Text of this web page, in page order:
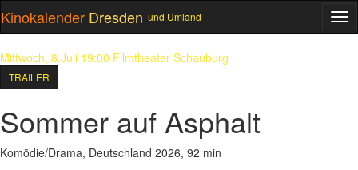
Kinokalender Dresden und Umland
Mittwoch, 8.Juli 19:00 Filmtheater Schauburg
TRAILER
Sommer auf Asphalt
Komödie/Drama, Deutschland 2026, 92 min